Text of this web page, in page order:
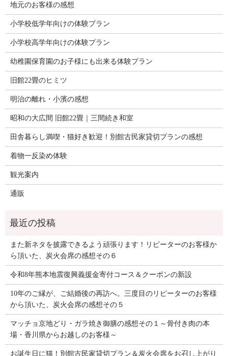
地元のお客様の感想
小学校低学年向けの体験プラン
小学校高学年向けの体験プラン
幼稚園保育園のお子様にも出来る体験プラン
旧館22畳のヒミツ
明治の離れ・小濱の感想
昭和の大広間 旧館22畳｜三間続き和室
田舎暮らし満喫・猫好き歓迎！別館古民家貸切プランの感想
着物一反染め体験
観光案内
通販
また新ネタを披露できるよう頑張ります！リピーターのお客様か
ら頂いた、炭火会席の感想その６
令和8年熊本地震復興義援金寄付コース＆クーポンの新設
10年のご縁が、ご結婚後の再訪へ。三度目のリピーターのお客様
から頂いた、炭火会席の感想その５
マッチョ京地どり・ガラ焼き御膳の感想その１～骨付き肉の本
場・香川県からお越しのお客様～
お誕生日に猫！別館古民家貸切プラン＆炭火会席をお召し上がり